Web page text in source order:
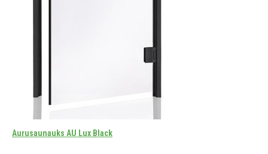
Aurusaunauks AU Lux Black